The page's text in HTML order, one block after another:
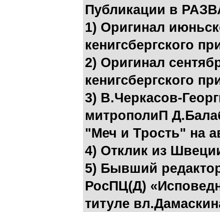
Публикации в
1) Оригинал
кенигсбергского
2) Оригинал
кенигсбергского
3) В.Черкасов-
митрополиП
"Меч и Трость" на
4) Отклик из
5) Бывший
РосПЦ(Д)
титуле